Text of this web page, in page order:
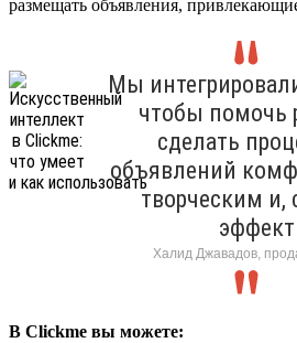
размещать объявления,
Мы
чтобы помочь
сделать
объявлений
творческим и,
Халид Джавадов,
В Clickme вы можете: